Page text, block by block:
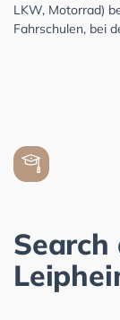
LKW, Motorrad)
Fahrschulen, bei